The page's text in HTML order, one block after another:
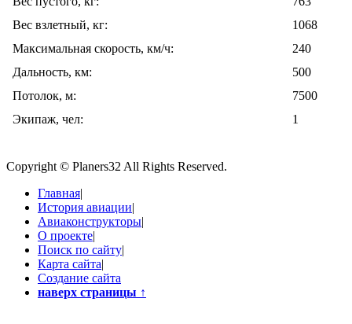
Вес взлетный, кг:
1068
Максимальная скорость, км/ч:
240
Дальность, км:
500
Потолок, м:
7500
Экипаж, чел:
1
Copyright © Planers32 All Rights Reserved.
Главная|
История авиации|
Авиаконструкторы|
О проекте|
Поиск по сайту|
Карта сайта|
Создание сайта
наверх страницы ↑